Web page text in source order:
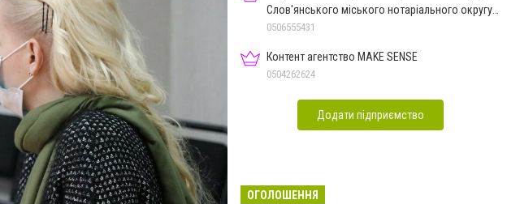
Слов'янського міського нотаріального округу
Дон.обл.
0506555431
Контент агентство MAKE SENSE
0504262624
Додати підприємство
ОГОЛОШЕННЯ